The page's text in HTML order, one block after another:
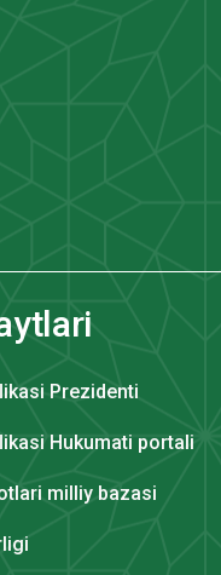
Prezidenti
Hukumati portali
milliy bazasi